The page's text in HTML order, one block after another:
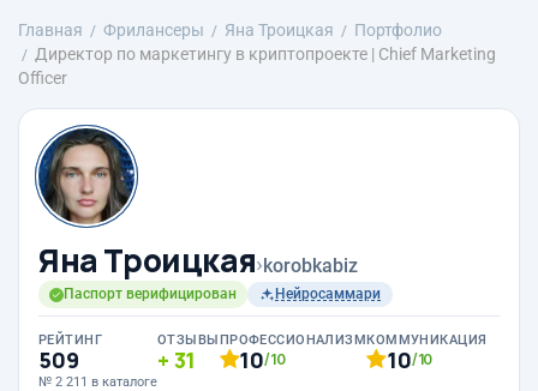
Главная Фрилансеры Яна Троицкая
Портфолио
Директор по маркетингу в криптопроекте | Chief Marketing
Officer
Яна Троицкая›korobkabiz
Паспорт верифицирован Нейросаммари
РЕЙТИНГ
509
№ 2 211 в каталоге
ОТЗЫВЫ
31
ПРОФЕССИОНАЛИЗМ
10/10
КОММУНИКАЦИЯ
10/10